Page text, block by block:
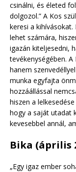
csinálni, és életed
dolgozol.” A Kos
keresi a
lehet számára,
igazán kiteljesedni,
tevékenységében.
hanem
munka egyfajta
hozzáállással
hiszen a
hogy a saját utadat
kevesebbel annál,
Bika (április
„Egy igaz ember